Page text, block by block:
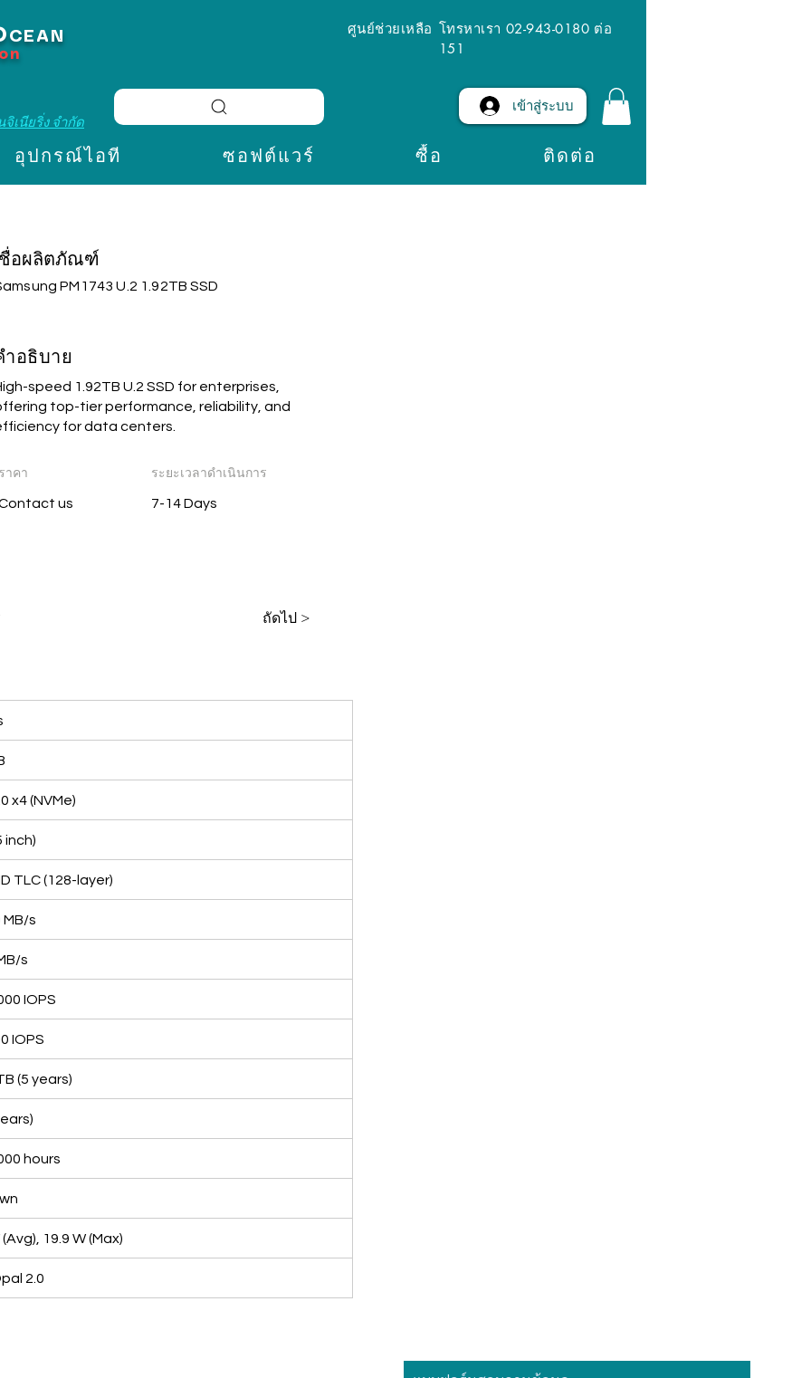
CEAN
จิเนียริ่ง จำกัด
ศูนย์ช่วยเหลือ โทรหาเรา 02-943-0180 ต่อ
151
เข้าสู่ระบบ
อุปกรณ์ไอที ซอฟต์แวร์ ซื้อ ติดต่อ
ชื่อผลิตภัณฑ์
PM1743 U.2 1.92TB SSD
ำอธิบาย
speed 1.92TB U.2 SSD for enterprises,
top-tier performance, reliability, and
for data centers.
ราคา
us
ระยะเวลาดำเนินการ
7-14 Days
ถัดไป >
x4 (NVMe)
inch)
TLC (128-layer)
MB/s
s
IOPS
IOPS
(5 years)
hours
(Avg), 19.9 W (Max)
2.0